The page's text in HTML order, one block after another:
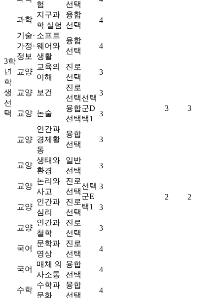
3학
년
학
생
선
택
험 선택
과학
지구과
학 실험
융합
선택
4
기술·
가정·
정보
소프트
웨어와
생활
융합
선택
4
교양
교육의
이해
진로
선택
선택
군D
택1
3
3 3
교양 보건
진로
선택
3
교양 논술
융합
선택
3
교양
인간과
경제활
동
융합
선택
3
교양
생태와
환경
일반
선택
선택
군E
택1
3
2 2
교양
논리와
사고
진로
선택
3
교양
인간과
심리
진로
선택
3
교양
인간과
철학
진로
선택
3
국어
문학과
영상
진로
선택
4
국어
매체 의
사소통
융합
선택
4
수학
수학과
문화
융합
선택
4